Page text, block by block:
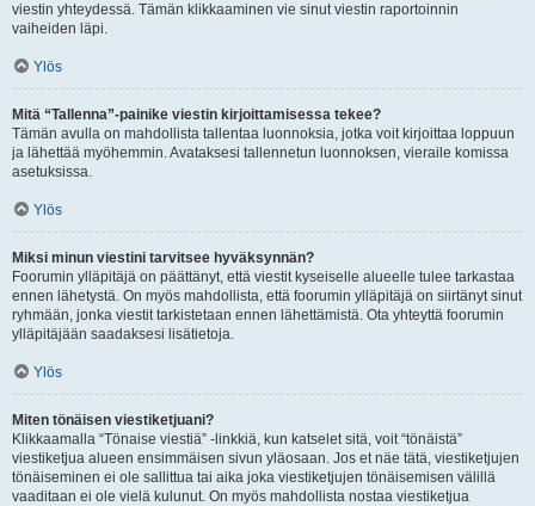
viestin yhteydessä. Tämän klikkaaminen vie sinut viestin raportoinnin
vaiheiden läpi.
Ylös
Mitä “Tallenna”-painike viestin kirjoittamisessa tekee?
Tämän avulla on mahdollista tallentaa luonnoksia, jotka voit kirjoittaa loppuun
ja lähettää myöhemmin. Avataksesi tallennetun luonnoksen, vieraile komissa
asetuksissa.
Ylös
Miksi minun viestini tarvitsee hyväksynnän?
Foorumin ylläpitäjä on päättänyt, että viestit kyseiselle alueelle tulee tarkastaa
ennen lähetystä. On myös mahdollista, että foorumin ylläpitäjä on siirtänyt sinut
ryhmään, jonka viestit tarkistetaan ennen lähettämistä. Ota yhteyttä foorumin
ylläpitäjään saadaksesi lisätietoja.
Ylös
Miten tönäisen viestiketjuani?
Klikkaamalla “Tönaise viestiä” -linkkiä, kun katselet sitä, voit “tönäistä”
viestiketjua alueen ensimmäisen sivun yläosaan. Jos et näe tätä, viestiketjujen
tönäiseminen ei ole sallittua tai aika joka viestiketjujen tönäisemisen välillä
vaaditaan ei ole vielä kulunut. On myös mahdollista nostaa viestiketjua